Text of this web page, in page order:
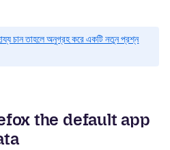
চান তাহলে অনুগ্রহ করে একটি নতুন প্রশ্ন
the default app